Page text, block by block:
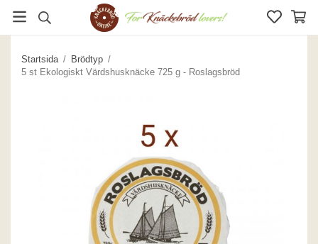
Startsida / Brödtyp /
5 st Ekologiskt Värdshusknäcke 725 g - Roslagsbröd